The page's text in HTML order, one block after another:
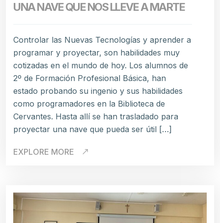
UNA NAVE QUE NOS LLEVE A MARTE
Controlar las Nuevas Tecnologías y aprender a
programar y proyectar, son habilidades muy
cotizadas en el mundo de hoy. Los alumnos de
2º de Formación Profesional Básica, han
estado probando su ingenio y sus habilidades
como programadores en la Biblioteca de
Cervantes. Hasta allí se han trasladado para
proyectar una nave que pueda ser útil […]
EXPLORE MORE